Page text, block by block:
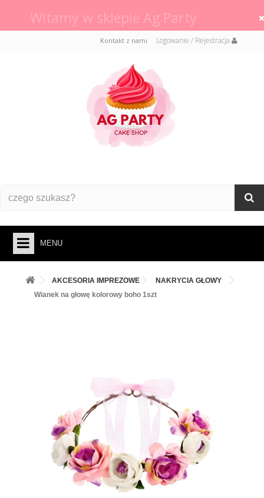
DLA ZAMÓWIEŃ OD 150 ZŁ !!! DOSTAWA ZA
DARMO!
Logowanie / Rejestracja
Kontakt z nami
MENU
PIECZENIE
PODKŁADY /PRZEKŁADKI/WSPORNIKI/BANKETÓWKI
AKCESORIA IMPREZOWE
NAKRYCIA GŁOWY
Wianek na głowę kolorowy boho 1szt